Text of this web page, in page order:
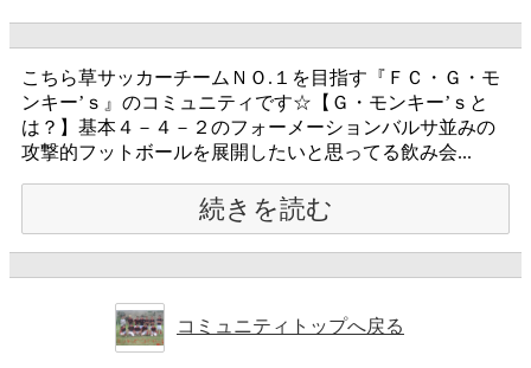
こちら草サッカーチームＮＯ.１を目指す『ＦＣ・Ｇ・モ
ンキー’ｓ』のコミュニティです☆【Ｇ・モンキー’ｓと
は？】基本４－４－２のフォーメーションバルサ並みの
攻撃的フットボールを展開したいと思ってる飲み会...
続きを読む
コミュニティトップへ戻る